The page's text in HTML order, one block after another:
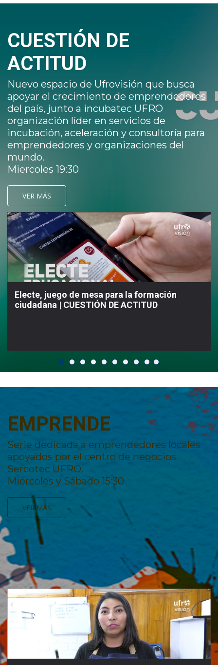
CUESTIÓN DE
ACTITUD
Nuevo espacio de Ufrovisión que busca
apoyar el crecimiento de emprendedores
del país, junto a incubatec UFRO
organización líder en servicios de
incubación, aceleración y consultoría para
emprendedores y organizaciones del
mundo.
Miercoles 19:30
VER MÁS
Electe, juego de mesa para la formación
ciudadana | CUESTIÓN DE ACTITUD
EMPRENDE
Serie dedicada a emprendedores locales
apoyados por el centro de negocios
Sercotec UFRO.
Miércoles y Sábado 15:30
VER MÁS